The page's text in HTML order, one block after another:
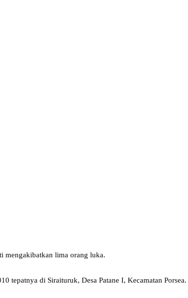
mengakibatkan lima orang luka.
tepatnya di Siraituruk, Desa Patane I, Kecamatan Porsea.